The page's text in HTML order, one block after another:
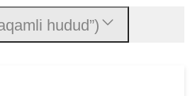
hudud”)